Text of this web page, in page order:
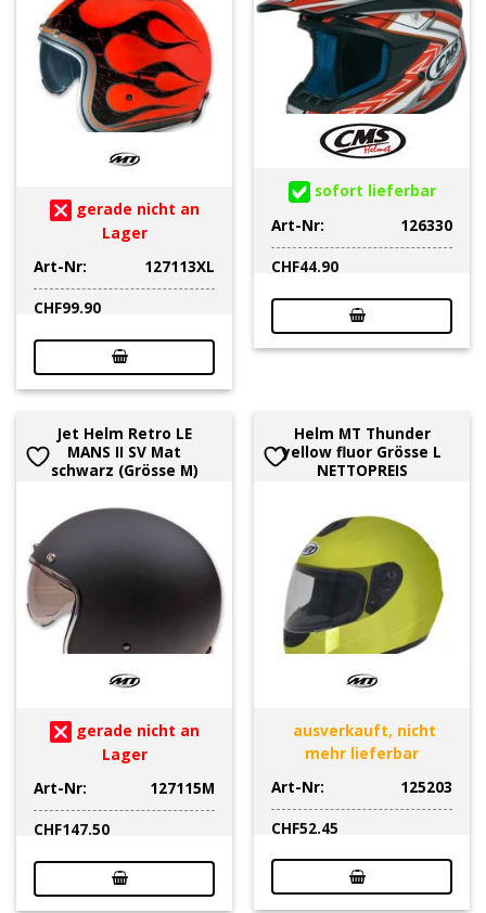
gerade nicht an
Lager
Art-Nr:
127113XL
CHF99.90
sofort lieferbar
Art-Nr:
126330
CHF44.90
Jet Helm Retro LE
MANS II SV Mat
schwarz (Grösse M)
gerade nicht an
Lager
Art-Nr:
127115M
CHF147.50
Helm MT Thunder
yellow fluor Grösse L
NETTOPREIS
ausverkauft, nicht
mehr lieferbar
Art-Nr:
125203
CHF52.45